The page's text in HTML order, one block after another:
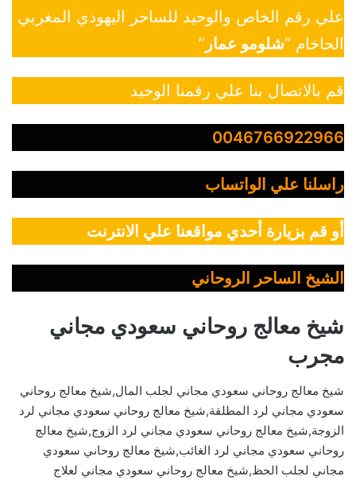
علي رقم الخاص والوحيد للساحر اليهودي المغربي
الحاخام “شلومو عمار ”
قم بالاتصال بنا علي رقمنا الوحيد
0046766922966
راسلنا علي الواتساب
أو قم بزيارة أحدي مواقعنا علي الانترنت
الشيخ الساحر الروحاني
شيخ معالج روحاني سعودي مجاني
مجرب
شيخ معالج روحاني سعودي مجاني لجلب المال,شيخ معالج روحاني
سعودي مجاني لرد المطلقة,شيخ معالج روحاني سعودي مجاني لرد
الزوجة,شيخ معالج روحاني سعودي مجاني لرد الزوج,شيخ معالج
روحاني سعودي مجاني لرد الغائب,شيخ معالج روحاني سعودي
مجاني لجلب الحظ,شيخ معالج روحاني سعودي مجاني لعلاج